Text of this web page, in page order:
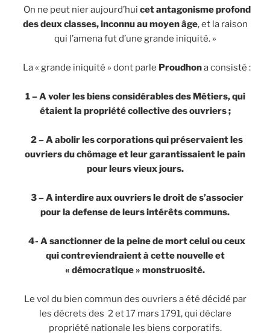
On ne peut nier aujourd’hui cet antagonisme profond
des deux classes, inconnu au moyen âge, et la raison
qui l’amena fut d’une grande iniquité. »
La « grande iniquité » dont parle Proudhona consisté :
1 – A voler les biens considérables des Métiers, qui
étaient la propriété collective des ouvriers ;
2 – A abolir les corporations qui préservaient les
ouvriers du chômage et leur garantissaient le pain
pour leurs vieux jours.
3 – A interdire aux ouvriers le droit de s’associer
pour la defense de leurs intérêts communs.
4- A sanctionner de la peine de mort celui ou ceux
qui contreviendraient à cette nouvelle et
« démocratique » monstruosité.
Le vol du bien commun des ouvriers a été décidé par
les décrets des 2 et 17 mars 1791, qui déclare
propriété nationale les biens corporatifs.